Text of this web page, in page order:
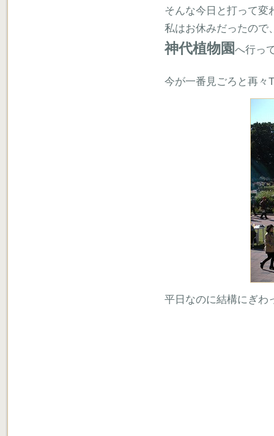
そんな今日と打って変
私はお休みだったので
神代植物園へ行っ
今が一番見ごろと再々
平日なのに結構にぎわ